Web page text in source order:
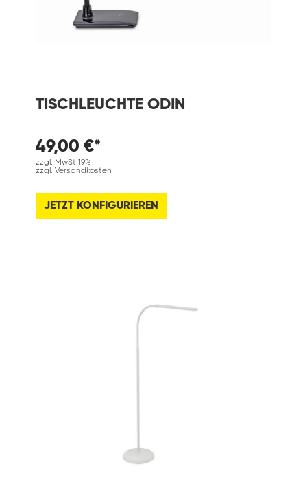
TISCHLEUCHTE ODIN
49,00 €*
zzgl. MwSt 19%
zzgl. Versandkosten
JETZT KONFIGURIEREN